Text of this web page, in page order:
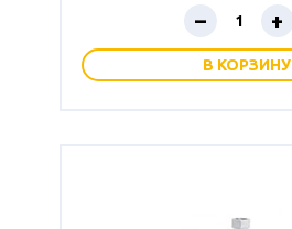
– +
В КОРЗИНУ